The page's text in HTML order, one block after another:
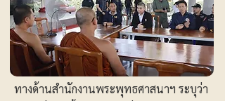
ทางด้านสำนักงานพระพุทธศาสนาฯ ระบุว่า